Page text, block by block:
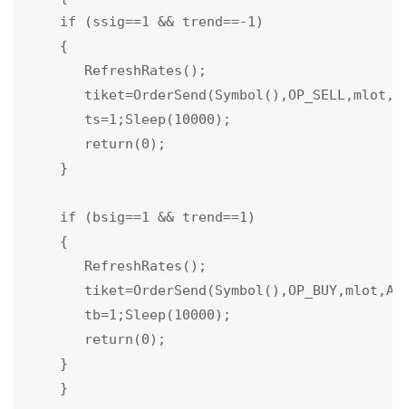
if (ssig==1 && trend==-1)
{
RefreshRates();
ts=1;Sleep(10000);
return(0);
}
if (bsig==1 && trend==1)
{
RefreshRates();
tb=1;Sleep(10000);
return(0);
}
}